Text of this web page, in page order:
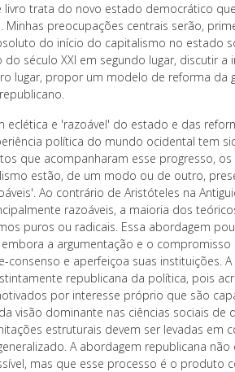
livro trata do novo estado democrático
Minhas preocupações centrais serão,
do início do capitalismo no estado
do século XXI em segundo lugar, discutir
lugar, propor um modelo de reforma da
eclética e 'razoável' do estado e das
política do mundo ocidental tem
que acompanharam esse progresso,
estão, de um modo ou de outro,
Ao contrário de Aristóteles na
razoáveis, a maioria dos
puros ou radicais. Essa abordagem
a argumentação e o
consenso e aperfeiçoa suas instituições.
republicana da política, pois
por interesse próprio que são
visão dominante nas ciências sociais de
estruturais devem ser levadas em
A abordagem republicana
mas que esse processo é o produto